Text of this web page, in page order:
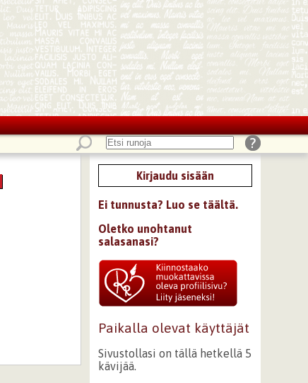
Kirjaudu sisään
Ei tunnusta? Luo se täältä.
Oletko unohtanut
salasanasi?
Paikalla olevat käyttäjät
Sivustollasi on tällä hetkellä 5
kävijää.